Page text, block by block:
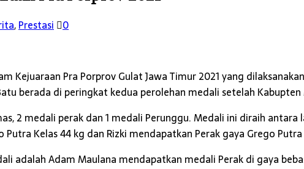
,Prestasi 0
Kejuaraan Pra Porprov Gulat Jawa Timur 2021 yang
berada di peringkat kedua perolehan medali setelah Kabupten
2 medali perak dan 1 medali Perunggu. Medali ini diraih
Kelas 44 kg dan Rizki mendapatkan Perak gaya Grego
adalah Adam Maulana mendapatkan medali Perak di gaya